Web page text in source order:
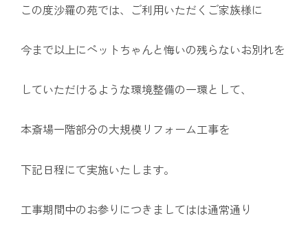
この度沙羅の苑では、ご利用いただくご家族様に
今まで以上にペットちゃんと悔いの残らないお別れを
していただけるような環境整備の一環として、
本斎場一階部分の大規模リフォーム工事を
下記日程にて実施いたします。
工事期間中のお参りにつきましてはは通常通り